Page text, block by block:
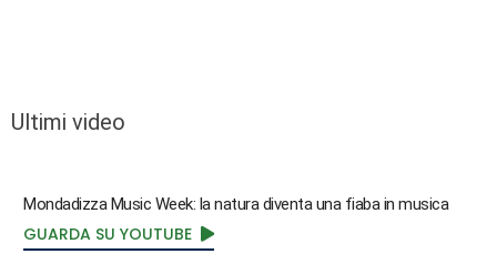
Ultimi video
Mondadizza Music Week: la natura diventa una fiaba in musica
GUARDA SU YOUTUBE